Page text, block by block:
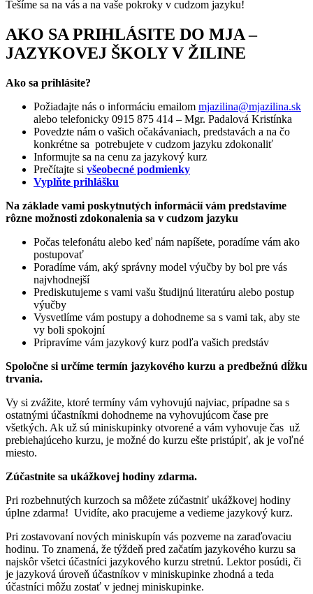
Tešíme sa na vás a na vaše pokroky v cudzom jazyku!
AKO SA PRIHLÁSITE DO MJA –
JAZYKOVEJ ŠKOLY V ŽILINE
Ako sa prihlásite?
Požiadajte nás o informáciu emailom mjazilina@mjazilina.sk
alebo telefonicky 0915 875 414 – Mgr. Padalová Kristínka
Povedzte nám o vašich očakávaniach, predstavách a na čo
konkrétne sa potrebujete v cudzom jazyku zdokonaliť
Informujte sa na cenu za jazykový kurz
Prečítajte si všeobecné podmienky
Vyplňte prihlášku
Na základe vami poskytnutých informácií vám predstavíme
rôzne možnosti zdokonalenia sa v cudzom jazyku
Počas telefonátu alebo keď nám napíšete, poradíme vám ako
postupovať
Poradíme vám, aký správny model výučby by bol pre vás
najvhodnejší
Prediskutujeme s vami vašu študijnú literatúru alebo postup
výučby
Vysvetlíme vám postupy a dohodneme sa s vami tak, aby ste
vy boli spokojní
Pripravíme vám jazykový kurz podľa vašich predstáv
Spoločne si určíme termín jazykového kurzu a predbežnú dĺžku
trvania.
Vy si zvážite, ktoré termíny vám vyhovujú najviac, prípadne sa s
ostatnými účastníkmi dohodneme na vyhovujúcom čase pre
všetkých. Ak už sú miniskupinky otvorené a vám vyhovuje čas už
prebiehajúceho kurzu, je možné do kurzu ešte pristúpiť, ak je voľné
miesto.
Zúčastnite sa ukážkovej hodiny zdarma.
Pri rozbehnutých kurzoch sa môžete zúčastniť ukážkovej hodiny
úplne zdarma! Uvidíte, ako pracujeme a vedieme jazykový kurz.
Pri zostavovaní nových miniskupín vás pozveme na zaraďovaciu
hodinu. To znamená, že týždeň pred začatím jazykového kurzu sa
najskôr všetci účastníci jazykového kurzu stretnú. Lektor posúdi, či
je jazyková úroveň účastníkov v miniskupinke zhodná a teda
účastníci môžu zostať v jednej miniskupinke.